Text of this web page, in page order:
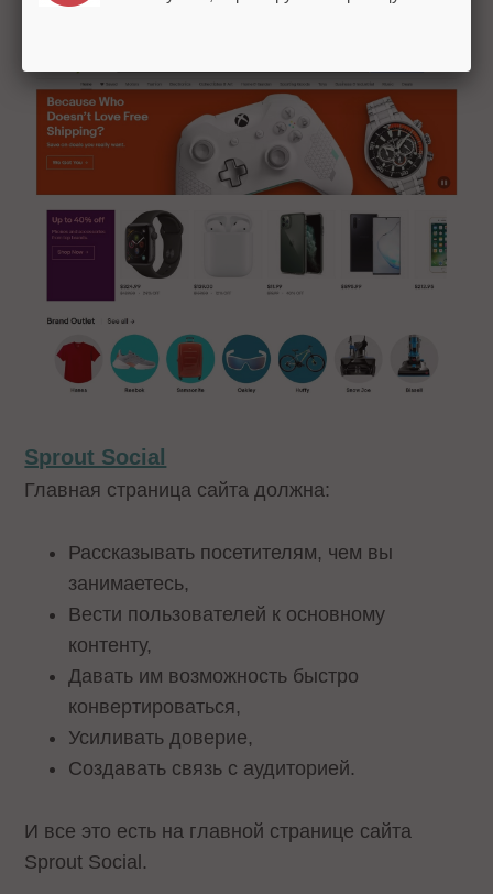
главную страницу одной из лучших.
Sprout Social
Главная страница сайта должна:
Рассказывать посетителям, чем вы
занимаетесь,
Вести пользователей к основному
контенту,
Давать им возможность быстро
конвертироваться,
Усиливать доверие,
Создавать связь с аудиторией.
И все это есть на главной странице сайта
Sprout Social.